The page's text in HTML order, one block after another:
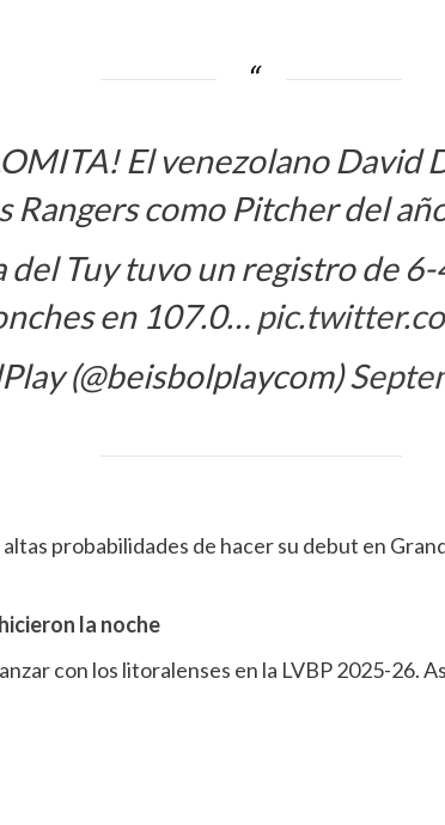
El venezolano David
Rangers como Pitcher del
del Tuy tuvo un registro de
en 107.0…
(@beisbolplaycom)
probabilidades de hacer su debut en
la noche
con los litoralenses en la LVBP 2025-26.